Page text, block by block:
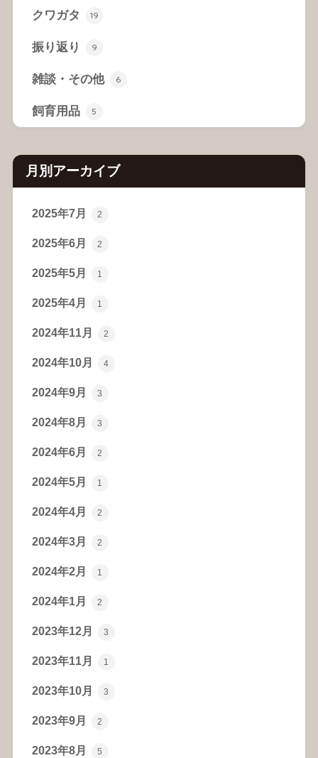
クワガタ 19
振り返り 9
雑談・その他 6
飼育用品 5
月別アーカイブ
2025年7月 2
2025年6月 2
2025年5月 1
2025年4月 1
2024年11月 2
2024年10月 4
2024年9月 3
2024年8月 3
2024年6月 2
2024年5月 1
2024年4月 2
2024年3月 2
2024年2月 1
2024年1月 2
2023年12月 3
2023年11月 1
2023年10月 3
2023年9月 2
2023年8月 5